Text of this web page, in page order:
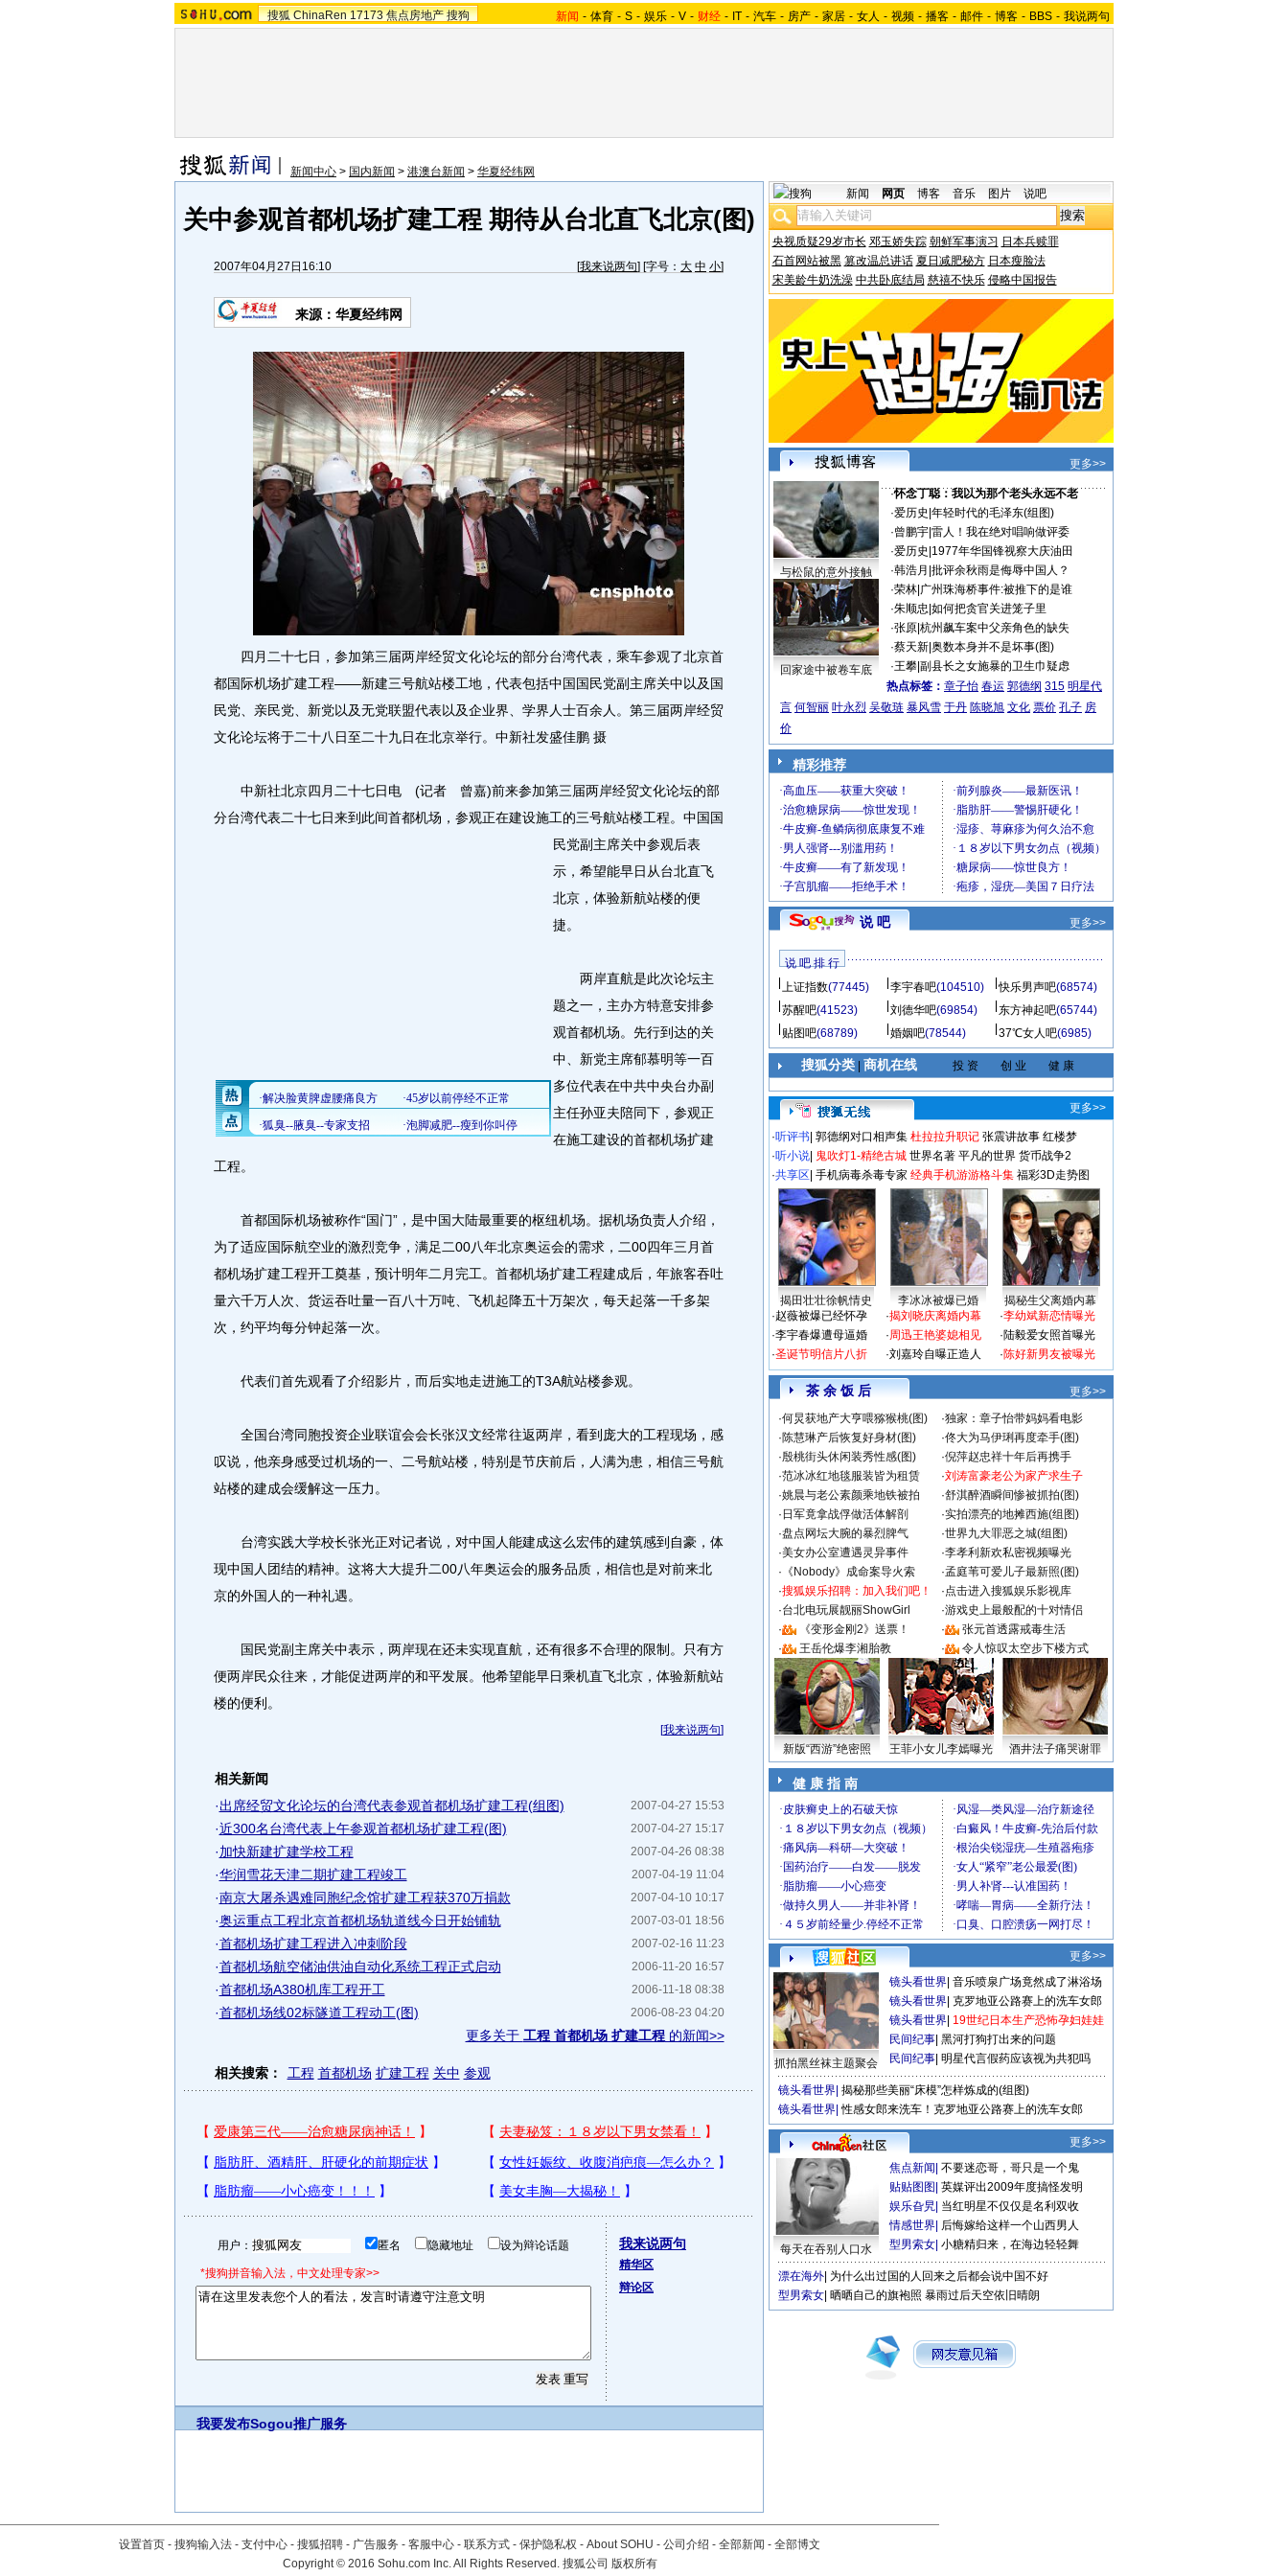
搜狐 ChinaRen 17173 焦点房地产 搜狗 新闻 - 体育 - S - 娱乐 - V - 财经 - IT - 汽车 - 房产 - 家居 - 女人 - 视频 - 播客 - 邮件 - 博客 - BBS - 我说两句
新闻中心 > 国内新闻 > 港澳台新闻 > 华夏经纬网
关中参观首都机场扩建工程 期待从台北直飞北京(图)
2007年04月27日16:10 [我来说两句] [字号： 大 中 小]
来源：华夏经纬网
四月二十七日，参加第三届两岸经贸文化论坛的部分台湾代表，乘车参观了北京首
都国际机场扩建工程——新建三号航站楼工地，代表包括中国国民党副主席关中以及国
民党、亲民党、新党以及无党联盟代表以及企业界、学界人士百余人。第三届两岸经贸
文化论坛将于二十八日至二十九日在北京举行。中新社发盛佳鹏 摄
中新社北京四月二十七日电 (记者 曾嘉)前来参加第三届两岸经贸文化论坛的部
分台湾代表二十七日来到此间首都机场，参观正在建设施工的三号航站楼工程。 中国国
民党副主席关中参观后表
示，希望能早日从台北直飞
北京，体验新航站楼的便
捷。
两岸直航是此次论坛主
题之一，主办方特意安排参
观首都机场。先行到达的关
中、新党主席郁慕明等一百
多位代表在中共中央台办副
主任孙亚夫陪同下，参观正
在施工建设的首都机场扩建
工程。
首都国际机场被称作“国门”，是中国大陆最重要的枢纽机场。据机场负责人介绍，
为了适应国际航空业的激烈竞争，满足二00八年北京奥运会的需求，二00四年三月首
都机场扩建工程开工奠基，预计明年二月完工。首都机场扩建工程建成后，年旅客吞吐
量六千万人次、货运吞吐量一百八十万吨、飞机起降五十万架次，每天起落一千多架
次，约平均每分钟起落一次。
代表们首先观看了介绍影片，而后实地走进施工的T3A航站楼参观。
全国台湾同胞投资企业联谊会会长张汉文经常往返两岸，看到庞大的工程现场，感
叹说，他亲身感受过机场的一、二号航站楼，特别是节庆前后，人满为患，相信三号航
站楼的建成会缓解这一压力。
台湾实践大学校长张光正对记者说，对中国人能建成这么宏伟的建筑感到自豪，体
现中国人团结的精神。这将大大提升二00八年奥运会的服务品质，相信也是对前来北
京的外国人的一种礼遇。
国民党副主席关中表示，两岸现在还未实现直航，还有很多不合理的限制。只有方
便两岸民众往来，才能促进两岸的和平发展。他希望能早日乘机直飞北京，体验新航站
楼的便利。
[我来说两句]
相关新闻
2007-04-27 15:53
·出席经贸文化论坛的台湾代表参观首都机场扩建工程(组图)
2007-04-27 15:17
·近300名台湾代表上午参观首都机场扩建工程(图)
2007-04-26 08:38
·加快新建扩建学校工程
2007-04-19 11:04
·华润雪花天津二期扩建工程竣工
2007-04-10 10:17
·南京大屠杀遇难同胞纪念馆扩建工程获370万捐款
2007-03-01 18:56
·奥运重点工程北京首都机场轨道线今日开始铺轨
2007-02-16 11:23
·首都机场扩建工程进入冲刺阶段
2006-11-20 16:57
·首都机场航空储油供油自动化系统工程正式启动
2006-11-18 08:38
·首都机场A380机库工程开工
2006-08-23 04:20
·首都机场线02标隧道工程动工(图)
更多关于 工程 首都机场 扩建工程的新闻>>
相关搜索： 工程 首都机场 扩建工程 关中 参观
用户： 匿名 隐藏地址 设为辩论话题
*搜狗拼音输入法，中文处理专家>>
我来说两句
精华区
辩论区
我要发布Sogou推广服务
新闻 网页 博客 音乐 图片 说吧
央视质疑29岁市长 邓玉娇失踪 朝鲜军事演习 日本兵赎罪
石首网站被黑 篡改温总讲话 夏日减肥秘方 日本瘦脸法
宋美龄牛奶洗澡 中共卧底结局 慈禧不快乐 侵略中国报告
更多>>
与松鼠的意外接触
回家途中被卷车底
·怀念丁聪：我以为那个老头永远不老
·爱历史 年轻时代的毛泽东(组图)
·曾鹏宇| 雷人！我在绝对唱响做评委
·爱历史 1977年华国锋视察大庆油田
·韩浩月 批评余秋雨是侮辱中国人？
·荣林| 广州珠海桥事件:被推下的是谁
·朱顺忠 如何把贪官关进笼子里
·张原| 杭州飙车案中父亲角色的缺失
·蔡天新| 奥数本身并不是坏事(图)
·王攀| 副县长之女施暴的卫生巾疑虑
热点标签： 章子怡 春运 郭德纲 315 明星代
言 何智丽 叶永烈 吴敬琏 暴风雪 于丹 陈晓旭 文化 票价 孔子 房
价
精彩推荐
说 吧 更多>>
说 吧 排 行
上证指数(77445) 李宇春吧(104510) 快乐男声吧(68574)
苏醒吧(41523) 刘德华吧(69854) 东方神起吧(65744)
贴图吧(68789) 婚姻吧(78544) 37℃女人吧(6985)
搜狐分类| 商机在线 投 资 创 业 健 康
更多>>
·听评书 郭德纲对口相声集 杜拉拉升职记 张震讲故事 红楼梦
·听小说 鬼吹灯1-精绝古城 世界名著 平凡的世界 货币战争2
·共享区 手机病毒杀毒专家 经典手机游游格斗集 福彩3D走势图
揭田壮壮徐帆情史 李冰冰被爆已婚
揭秘生父离婚内幕
·赵薇被爆已经怀孕
·李宇春爆遭母逼婚
·圣诞节明信片八折
·揭刘晓庆离婚内幕
·周迅王艳婆媳相见
·刘嘉玲自曝正造人
·李幼斌新恋情曝光
·陆毅爱女照首曝光
·陈好新男友被曝光
茶 余 饭 后
更多>>
·何炅获地产大亨喂猕猴桃(图) ·独家：章子怡带妈妈看电影
·陈慧琳产后恢复好身材(图) ·佟大为马伊琍再度牵手(图)
·殷桃街头休闲装秀性感(图) ·倪萍赵忠祥十年后再携手
·范冰冰红地毯服装皆为租赁 ·刘涛富豪老公为家产求生子
·姚晨与老公素颜乘地铁被拍 ·舒淇醉酒瞬间惨被抓拍(图)
· 日军竟拿战俘做活体解剖 ·实拍漂亮的地摊西施(组图)
·盘点网坛大腕的暴烈脾气 ·世界九大罪恶之城(组图)
·美女办公室遭遇灵异事件 ·李孝利新欢私密视频曝光
· 《Nobody》成命案导火索 ·孟庭苇可爱儿子最新照(图)
·搜狐娱乐招聘：加入我们吧！ ·点击进入搜狐娱乐影视库
·台北电玩展靓丽ShowGirl ·游戏史上最般配的十对情侣
·
《变形金刚2》送票！ ·
张元首透露戒毒生活
·
王岳伦爆李湘胎教 · 令人惊叹太空步下楼方式
新版“西游”绝密照 王菲小女儿李嫣曝光 酒井法子痛哭谢罪
健 康 指 南
更多>>
抓拍黑丝袜主题聚会
镜头看世界 音乐喷泉广场竟然成了淋浴场
镜头看世界 克罗地亚公路赛上的洗车女郎
镜头看世界 19世纪日本生产恐怖孕妇娃娃
民间纪事 黑河打狗打出来的问题
民间纪事 明星代言假药应该视为共犯吗
镜头看世界 揭秘那些美丽“床模”怎样炼成的(组图)
镜头看世界 性感女郎来洗车！克罗地亚公路赛上的洗车女郎
更多>>
每天在吞别人口水
焦点新闻 不要迷恋哥，哥只是一个鬼
贴贴图图 英媒评出2009年度搞怪发明
娱乐旮旯 当红明星不仅仅是名利双收
情感世界 后悔嫁给这样一个山西男人
型男索女 小糖精归来，在海边轻轻舞
漂在海外 为什么出过国的人回来之后都会说中国不好
型男索女 晒晒自己的旗袍照 暴雨过后天空依旧晴朗
设置首页 - 搜狗输入法 - 支付中心 - 搜狐招聘 - 广告服务 - 客服中心 - 联系方式 - 保护隐私权 - About SOHU - 公司介绍 - 全部新闻 - 全部博文
Copyright©2016 Sohu.com Inc. All Rights Reserved. 搜狐公司 版权所有